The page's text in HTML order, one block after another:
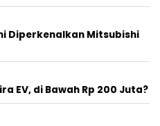
Diperkenalkan Mitsubishi
EV, di Bawah Rp 200 Juta?